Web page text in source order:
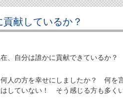
貢献しているか？
、自分は誰かに貢献できているか？
人の方を幸せにしましたか？ 何を
していない！ そう感じる方も多く